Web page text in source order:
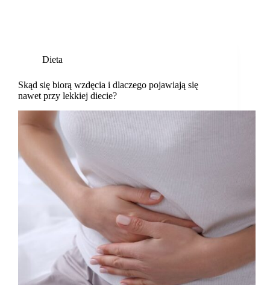
Dieta
Skąd się biorą wzdęcia i dlaczego pojawiają się
nawet przy lekkiej diecie?